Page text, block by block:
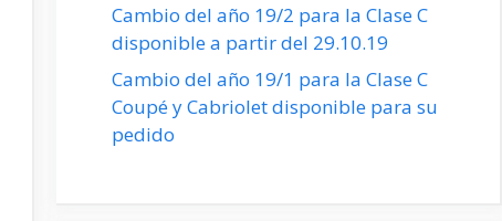
Cambio del año 19/2 para la Clase C
disponible a partir del 29.10.19
Cambio del año 19/1 para la Clase C
Coupé y Cabriolet disponible para su
pedido